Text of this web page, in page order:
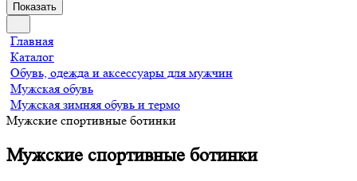
Показать
Главная
Каталог
Обувь, одежда и аксессуары для мужчин
Мужская обувь
Мужская зимняя обувь и термо
Мужские спортивные ботинки
Мужские спортивные ботинки